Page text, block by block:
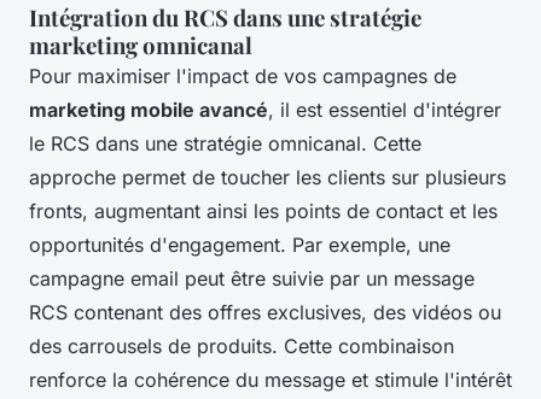
Intégration du RCS dans une stratégie
marketing omnicanal
Pour maximiser l'impact de vos campagnes de
marketing mobile avancé, il est essentiel d'intégrer
le RCS dans une stratégie omnicanal. Cette
approche permet de toucher les clients sur plusieurs
fronts, augmentant ainsi les points de contact et les
opportunités d'engagement. Par exemple, une
campagne email peut être suivie par un message
RCS contenant des offres exclusives, des vidéos ou
des carrousels de produits. Cette combinaison
renforce la cohérence du message et stimule l'intérêt